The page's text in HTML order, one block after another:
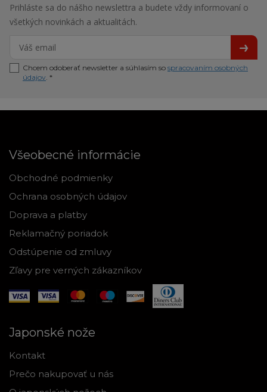
Prihláste sa do nášho newslettra a budete vždy informovaní o
všetkých novinkách a aktualitách.
Chcem odoberať newsletter a súhlasím so spracovaním osobných
údajov. *
Všeobecné informácie
Obchodné podmienky
Ochrana osobných údajov
Doprava a platby
Reklamačný poriadok
Odstúpenie od zmluvy
Zľavy pre verných zákazníkov
Japonské nože
Kontakt
Prečo nakupovať u nás